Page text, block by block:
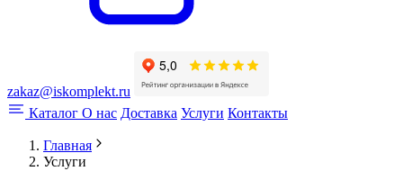
zakaz@iskomplekt.ru
Каталог О нас Доставка Услуги Контакты
Главная
Услуги